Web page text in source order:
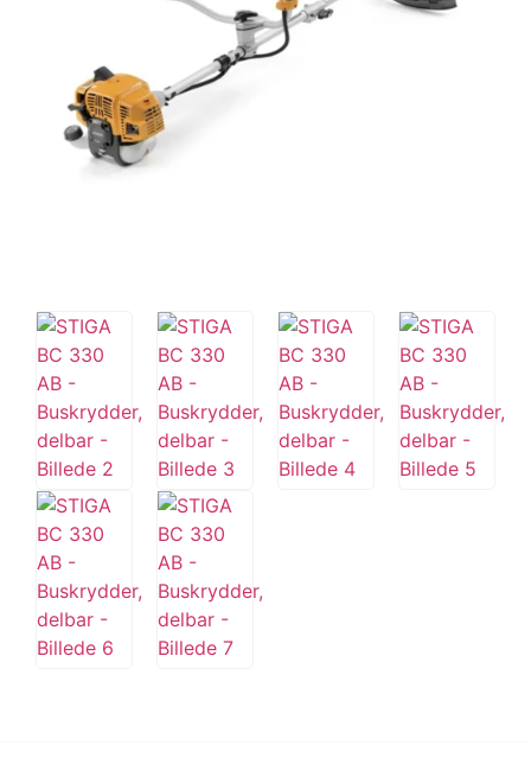
4.7 Trustpilot